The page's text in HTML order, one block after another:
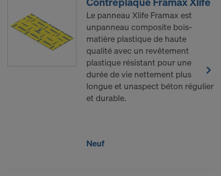
Le panneau Xlife Framax est
unpanneau composite bois-
matière plastique de haute
qualité avec un revêtement
plastique résistant pour une
durée de vie nettement plus
longue et unaspect béton régulier
et durable.
Neuf
vous êtes largement dépourvu de droits effectifs et
exécutoires contre cette procédure des autorités
américaines.
Les données à caractère personnel que nous
transmettons aux États-Unis sont en particulier
des adresses IP (« adresses de protocole Internet »).
Nous coopérons avec les destinataires suivants par
le biais de diverses applications :